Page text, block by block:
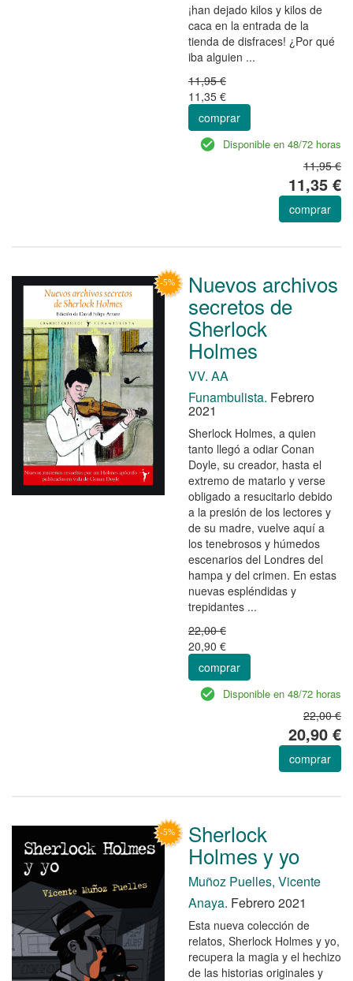
¡han dejado kilos y kilos de
caca en la entrada de la
tienda de disfraces! ¿Por qué
iba alguien ...
11,95 €
11,35 €
comprar
Disponible en 48/72 horas
11,95 €
11,35 €
comprar
Nuevos archivos
secretos de
Sherlock
Holmes
VV. AA
Funambulista. Febrero
2021
Sherlock Holmes, a quien
tanto llegó a odiar Conan
Doyle, su creador, hasta el
extremo de matarlo y verse
obligado a resucitarlo debido
a la presión de los lectores y
de su madre, vuelve aquí a
los tenebrosos y húmedos
escenarios del Londres del
hampa y del crimen. En estas
nuevas espléndidas y
trepidantes ...
22,00 €
20,90 €
comprar
Disponible en 48/72 horas
22,00 €
20,90 €
comprar
Sherlock
Holmes y yo
Muñoz Puelles, Vicente
Anaya. Febrero 2021
Esta nueva colección de
relatos, Sherlock Holmes y yo,
recupera la magia y el hechizo
de las historias originales y